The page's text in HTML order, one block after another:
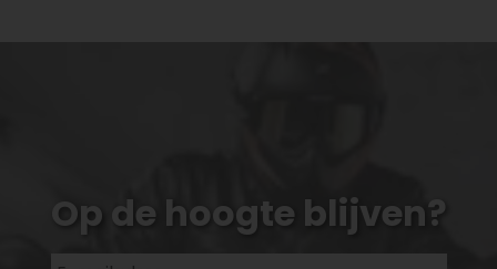
Op de hoogte blijven?